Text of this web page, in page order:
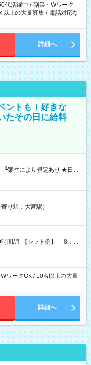
代活躍中 / 副業・Wワーク
以上の大量募集 / 電話対応な
詳細へ
ントも！好きな
たその日に給料
日に現金GET♪ お仕事後はコ
【試用期間】試
り駅：大宮駅）
・8：00
ワークOK / 10名以上の大量
詳細へ